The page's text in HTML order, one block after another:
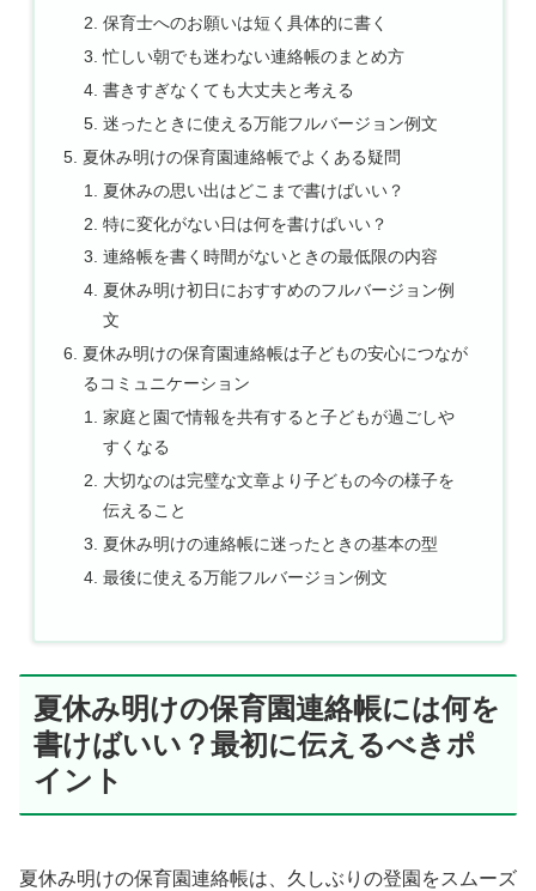
保育士へのお願いは短く具体的に書く
忙しい朝でも迷わない連絡帳のまとめ方
書きすぎなくても大丈夫と考える
迷ったときに使える万能フルバージョン例文
夏休み明けの保育園連絡帳でよくある疑問
夏休みの思い出はどこまで書けばいい？
特に変化がない日は何を書けばいい？
連絡帳を書く時間がないときの最低限の内容
夏休み明け初日におすすめのフルバージョン例
文
夏休み明けの保育園連絡帳は子どもの安心につなが
るコミュニケーション
家庭と園で情報を共有すると子どもが過ごしや
すくなる
大切なのは完璧な文章より子どもの今の様子を
伝えること
夏休み明けの連絡帳に迷ったときの基本の型
最後に使える万能フルバージョン例文
夏休み明けの保育園連絡帳には何を
書けばいい？最初に伝えるべきポ
イント
夏休み明けの保育園連絡帳は、久しぶりの登園をスムーズ